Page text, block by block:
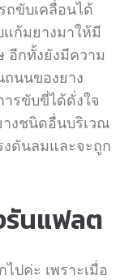
ถขับเคลื่อนได้
ก้มยางมาให้มี
อีกทั้งยังมีความ
ถนนของยาง
รขับขี่ได้ดั่งใจ
างชนิดอื่นบริเวณ
งดันลมและจะถูก
รันแฟลต
ปค่ะ เพราะเมื่อ